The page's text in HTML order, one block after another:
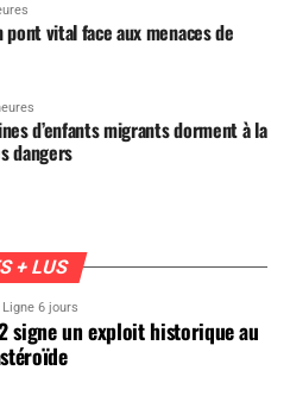
pont vital face aux menaces de
d’enfants migrants dorment à la
dangers
+ LUS
Ligne 6 jours
signe un exploit historique au